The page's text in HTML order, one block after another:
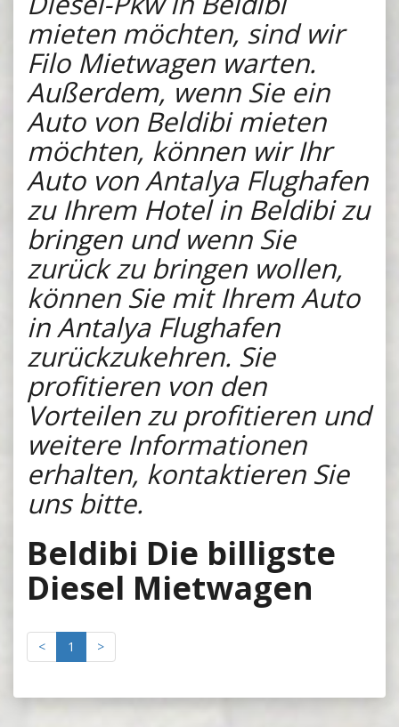
mieten möchten, sind wir
Filo Mietwagen warten.
Außerdem, wenn Sie ein
Auto von Beldibi mieten
möchten, können wir Ihr
Auto von Antalya Flughafen
zu Ihrem Hotel in Beldibi zu
bringen und wenn Sie
zurück zu bringen wollen,
können Sie mit Ihrem Auto
in Antalya Flughafen
zurückzukehren. Sie
profitieren von den
Vorteilen zu profitieren und
weitere Informationen
erhalten, kontaktieren Sie
uns bitte.
Beldibi Die billigste
Diesel Mietwagen
< 1 >